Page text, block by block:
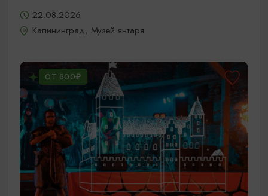
22.08.2026
Калининград, Музей янтаря
ОТ 600₽